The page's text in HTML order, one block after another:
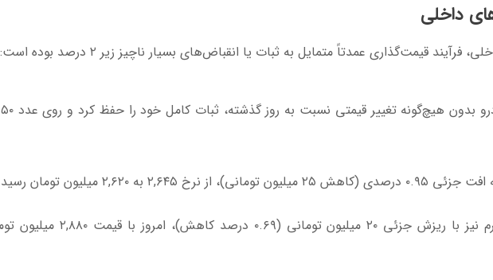
قیمت‌گذاری عمدتاً متمایل به ثبات یا انقباض‌های بسیار ناچیز زیر ۲ درصد بوده است:
بدون هیچ‌گونه تغییر قیمتی نسبت به روز گذشته، ثبات کامل خود را حفظ کرد و روی عدد
۲۵ میلیون تومانی)، از نرخ ۲,۶۴۵ به ۲,۶۲۰میلیون تومان
۲۰ میلیون تومانی (۰.۶۹ درصد کاهش)، امروز با قیمت ۲,۸۸۰ میلیون